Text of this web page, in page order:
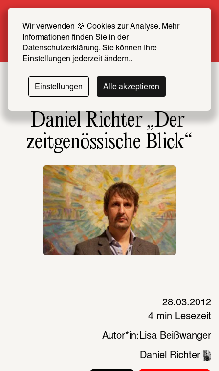
Wir verwenden 🍪 Cookies zur Analyse. Mehr
Informationen finden Sie in der
Datenschutzerklärung. Sie können Ihre
Einstellungen jederzeit ändern..
Einstellungen Alle akzeptieren
SCHIRN FREUND*IN werden
Mehr erfahren
Daniel Richter „Der
zeitgenössische Blick“
28.03.2012
4 min Lesezeit
Autor*in: Lisa Beißwanger
Daniel Richter